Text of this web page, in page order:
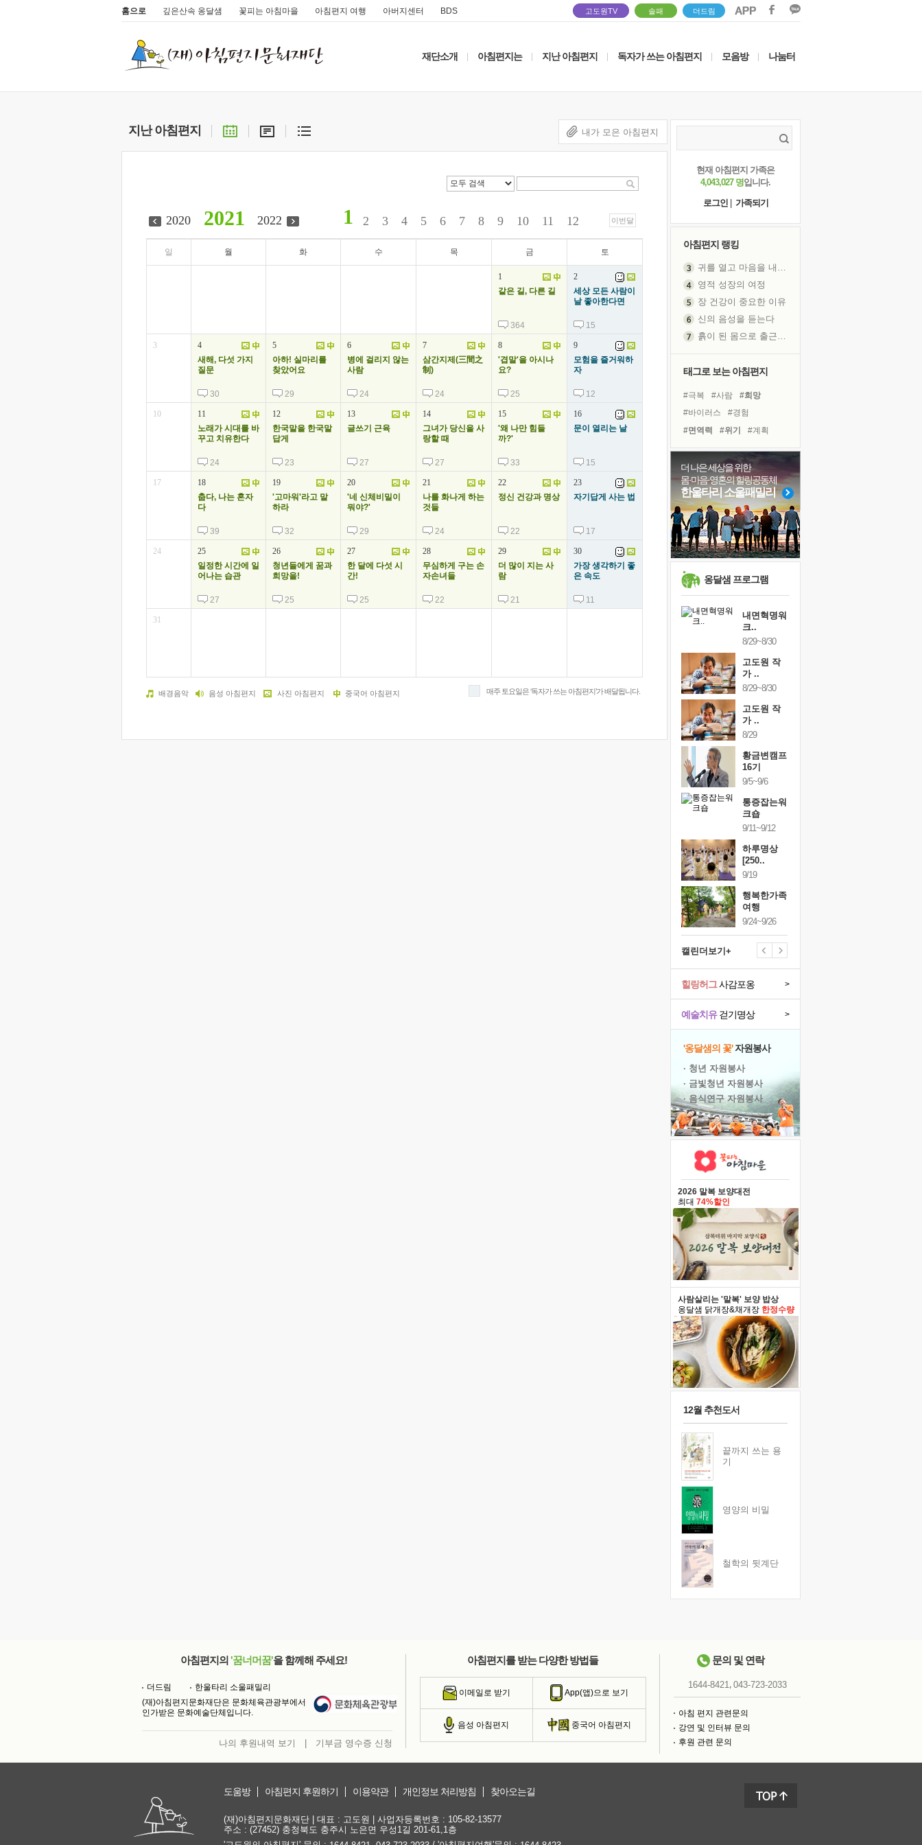
홈으로 깊은산속 옹달샘 꽃피는 아침마을 아침편지 여행 아버지센터 BDS 고도원TV 솔패 더드림
재단소개 아침편지는 지난 아침편지 독자가 쓰는 아침편지 모음방 나눔터
지난 아침편지 내가 모은 아침편지
2021
2020 2022 1 2 3 4 5 6 7 8 9 10 11 12 이번달
일 월 화 수 목 금 토
1
같은 길, 다른 길
364
2
세상 모든 사람이
날 좋아한다면
15
3
4
새해, 다섯 가지
질문
30
5
아하! 실마리를
찾았어요
29
6
병에 걸리지 않는
사람
24
7
삼간지제(三間之
制)
24
8
'겹말'을 아시나
요?
25
9
모험을 즐거워하
자
12
10
11
노래가 시대를 바
꾸고 치유한다
24
12
한국말을 한국말
답게
23
13
글쓰기 근육
27
14
그녀가 당신을 사
랑할 때
27
15
'왜 나만 힘들
까?'
33
16
문이 열리는 날
15
17
18
춥다, 나는 혼자
다
39
19
'고마워'라고 말
하라
32
20
'네 신체비밀이
뭐야?'
29
21
나를 화나게 하는
것들
24
22
정신 건강과 명상
22
23
자기답게 사는 법
17
24
25
일정한 시간에 일
어나는 습관
27
26
청년들에게 꿈과
희망을!
25
27
한 달에 다섯 시
간!
25
28
무심하게 구는 손
자손녀들
22
29
더 많이 지는 사
람
21
30
가장 생각하기 좋
은 속도
11
31
배경음악 음성 아침편지 사진 아침편지 중국어 아침편지 매주 토요일은 ‘독자가 쓰는 아침편지’가 배달됩니다.
현재 아침편지 가족은
4,043,027 명입니다.
로그인
가족되기
아침편지 랭킹
귀를 열고 마음을 내어주고
영적 성장의 여정
장 건강이 중요한 이유
신의 음성을 듣는다
흙이 된 몸으로 출근하는 여자
졸업식 사진을 보며
극심한 변비, 어깨결림, 수면 장애
아픈 아버지를 위한 공간 설계
슬럼프
보고 싶은 어머니
유년 시절의 부산 영도 바다
못된 꼰대들
희망이란
'모른다'는 것
태그로 보는 아침편지
#극복 #사람
#희망
#바이러스
#경험
#면역력
#위기
#계획
#리더
#링컨학교
#친구
#삶
#다짐
#도움
#독서캠프
#유튜브
#명상
#힐링
#선택
#나눔
#아이들
더 나은 세상을 위한
몸·마음·영혼의 힐링공동체
한울타리 소울패밀리
옹달샘 프로그램
10/17~10/18
내면혁명워
크..
8/29~8/30
고도원 작
가 ..
8/29~8/30
고도원 작
가 ..
8/29
황금변캠프
16기
9/5~9/6
통증잡는워
크숍
9/11~9/12
하루명상
[250..
9/19
행복한가족
여행
9/24~9/26
캘린더보기+
예술치유걷기명상 >
힐링허그사감포옹 >
'옹달샘의 꽃'자원봉사
· 청년 자원봉사
· 금빛청년 자원봉사
· 음식연구 자원봉사
2026 말복 보양대전
최대 74%할인
사람살리는 '말복' 보양 밥상
옹달샘 닭개장&채개장 한정수량
12월 추천도서
끝까지 쓰는 용
기
영양의 비밀
철학의 뒷계단
아침편지의 '꿈너머꿈'을 함께해 주세요!
더드림
한울타리 소울패밀리
(재)아침편지문화재단은 문화체육관광부에서
인가받은 문화예술단체입니다.
나의 후원내역 보기 기부금 영수증 신청
아침편지를 받는 다양한 방법들
이메일로 받기 App(앱)으로 보기
음성 아침편지 중국어 아침편지
문의 및 연락
1644-8421, 043-723-2033
아침 편지 관련문의
강연 및 인터뷰 문의
후원 관련 문의
도움방 아침편지 후원하기 이용약관 개인정보 처리방침 찾아오는길
(재)아침편지문화재단 | 대표 : 고도원 | 사업자등록번호 : 105-82-13577
주소 : (27452) 충청북도 충주시 노은면 우성1길 201-61,1층